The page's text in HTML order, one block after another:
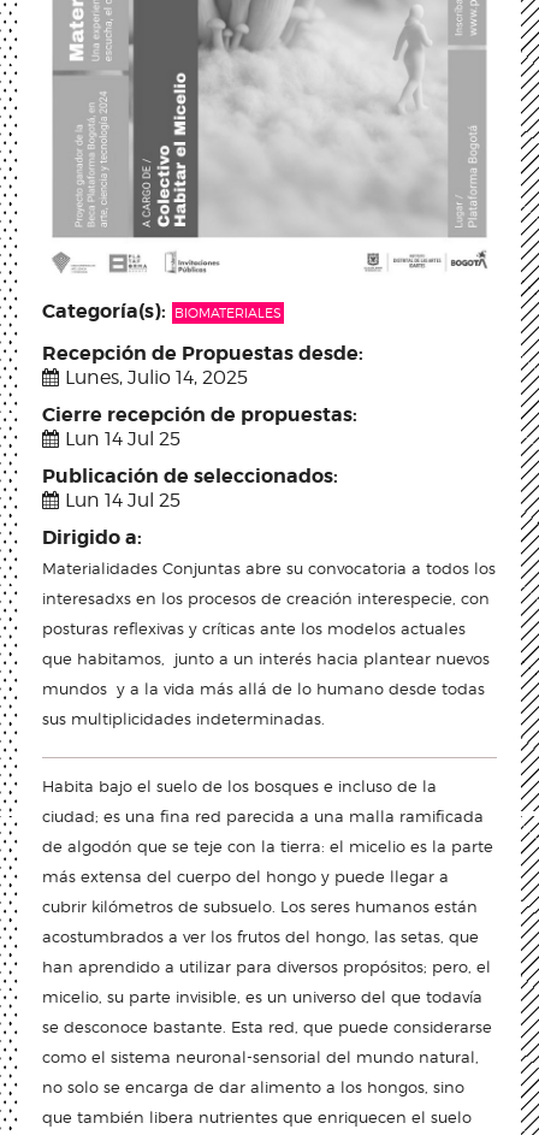
Categoría(s): BIOMATERIALES
Recepción de Propuestas desde:
Lunes, Julio 14, 2025
Cierre recepción de propuestas:
Lun 14 Jul 25
Publicación de seleccionados:
Lun 14 Jul 25
Dirigido a:
Materialidades Conjuntas abre su convocatoria a todos los
interesadxs en los procesos de creación interespecie, con
posturas reflexivas y críticas ante los modelos actuales
que habitamos, junto a un interés hacia plantear nuevos
mundos y a la vida más allá de lo humano desde todas
sus multiplicidades indeterminadas.
Habita bajo el suelo de los bosques e incluso de la
ciudad; es una fina red parecida a una malla ramificada
de algodón que se teje con la tierra: el micelio es la parte
más extensa del cuerpo del hongo y puede llegar a
cubrir kilómetros de subsuelo. Los seres humanos están
acostumbrados a ver los frutos del hongo, las setas, que
han aprendido a utilizar para diversos propósitos; pero, el
micelio, su parte invisible, es un universo del que todavía
se desconoce bastante. Esta red, que puede considerarse
como el sistema neuronal-sensorial del mundo natural,
no solo se encarga de dar alimento a los hongos, sino
que también libera nutrientes que enriquecen el suelo